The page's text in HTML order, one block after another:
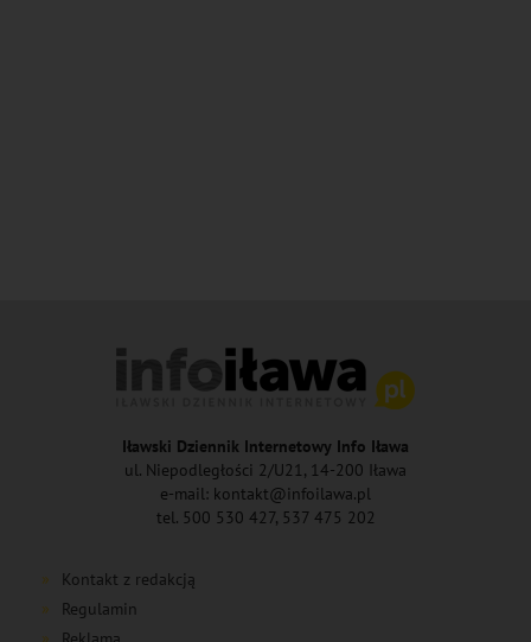
Iławski Dziennik Internetowy Info Iława
ul. Niepodległości 2/U21, 14-200 Iława
e-mail: kontakt@infoilawa.pl
tel. 500 530 427, 537 475 202
Kontakt z redakcją
Regulamin